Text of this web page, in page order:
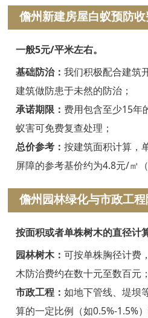
义乌白蚁防治
永康白蚁防治
武义白蚁防治
浦江白蚁防治
磐安白蚁防治
衢州白蚁防治
江山白蚁防治
常山白蚁防治
开化白蚁防治
龙游白蚁防治
儋州新建房屋白蚁预防
一般5元/平米左右。
基础防治： 我们积极配合建筑
建筑做防患于未然的防治；
承诺期限： 费用包含至少15年
蚁害可免费复查处理；
总价参考： 按建筑面积计算，
屏障的参考基价约为4.8元/㎡
儋州园林绿化与市政工
按面积或者单株树木的直径计
园林树木： 可按单株胸径计费
木防治费约在数十元至数百元；
市政工程： 如地下管线、堤坝
算的一定比例（如0.5%-1.5%